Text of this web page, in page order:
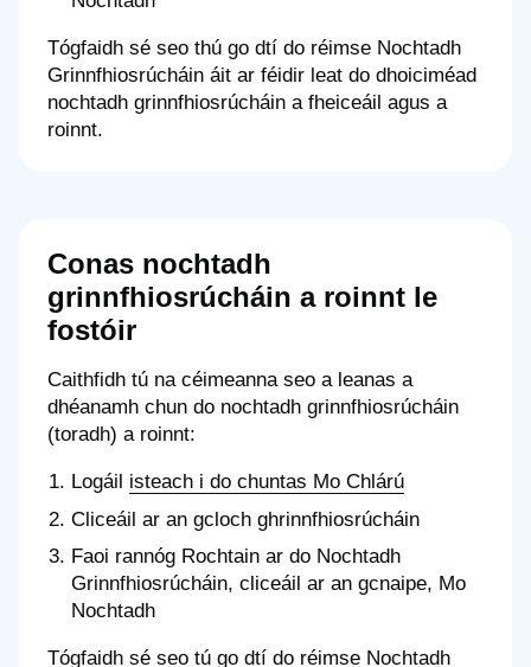
Tógfaidh sé seo thú go dtí do réimse Nochtadh
Grinnfhiosrúcháin áit ar féidir leat do dhoiciméad
nochtadh grinnfhiosrúcháin a fheiceáil agus a
roinnt.
Conas nochtadh
grinnfhiosrúcháin a roinnt le
fostóir
Caithfidh tú na céimeanna seo a leanas a
dhéanamh chun do nochtadh grinnfhiosrúcháin
(toradh) a roinnt:
Logáil isteach i do chuntas Mo Chlárú
Cliceáil ar an gcloch ghrinnfhiosrúcháin
Faoi rannóg Rochtain ar do Nochtadh
Grinnfhiosrúcháin, cliceáil ar an gcnaipe, Mo
Nochtadh
Tógfaidh sé seo tú go dtí do réimse Nochtadh